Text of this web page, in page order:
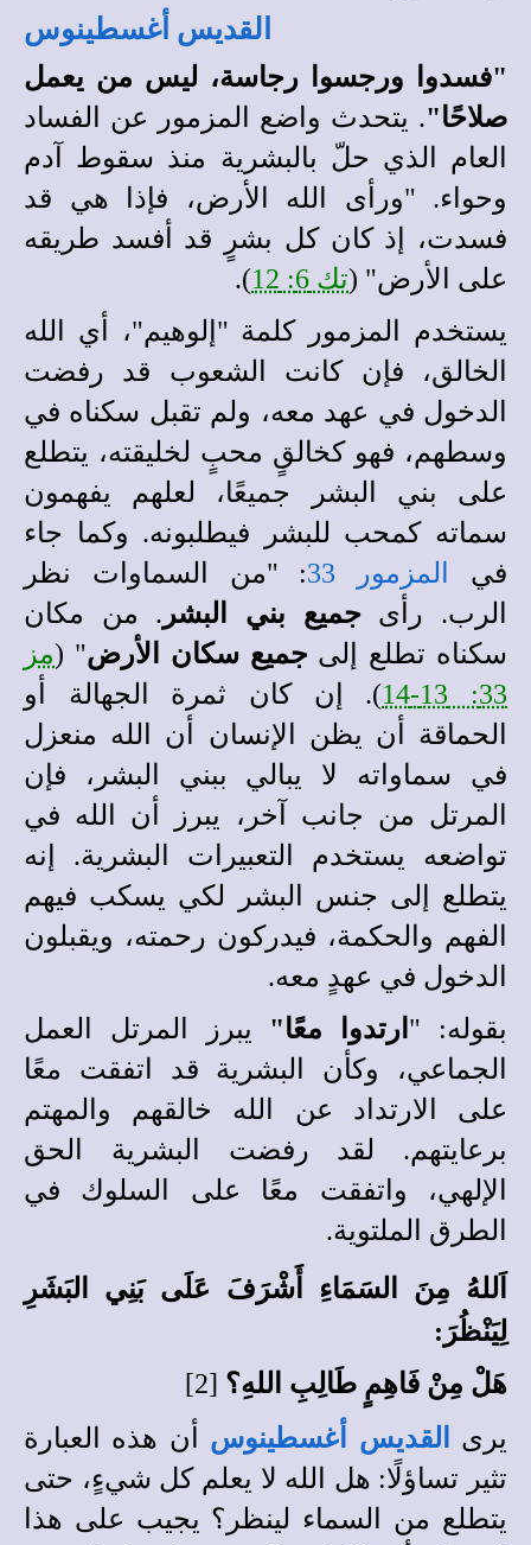
القديس أغسطينوس
"فسدوا ورجسوا رجاسة، ليس من يعمل
صلاحًا". يتحدث واضع المزمور عن الفساد
العام الذي حلّ بالبشرية منذ سقوط آدم
وحواء. "ورأى الله الأرض، فإذا هي قد
فسدت، إذ كان كل بشرٍ قد أفسد طريقه
على الأرض" (تك 6: 12
).
يستخدم المزمور كلمة "إلوهيم"، أي الله
الخالق، فإن كانت الشعوب قد رفضت
الدخول في عهد معه، ولم تقبل سكناه في
وسطهم، فهو كخالقٍ محبٍ لخليقته، يتطلع
على بني البشر جميعًا، لعلهم يفهمون
سماته كمحب للبشر فيطلبونه. وكما جاء
في
المزمور 33
: "من السماوات نظر
الرب. رأى جميع بني البشر . من مكان
سكناه تطلع إلى جميع سكان الأرض" (مز
33: 13-14
). إن كان ثمرة الجهالة أو
الحماقة أن يظن الإنسان أن الله منعزل
في سماواته لا يبالي ببني البشر، فإن
المرتل من جانب آخر، يبرز أن الله في
تواضعه يستخدم التعبيرات البشرية. إنه
يتطلع إلى جنس البشر لكي يسكب فيهم
الفهم والحكمة، فيدركون رحمته، ويقبلون
الدخول في عهدٍ معه.
بقوله: " ارتدوا معًا" يبرز المرتل العمل
الجماعي، وكأن البشرية قد اتفقت معًا
على الارتداد عن الله خالقهم والمهتم
برعايتهم. لقد رفضت البشرية الحق
الإلهي، واتفقت معًا على السلوك في
الطرق الملتوية.
اَللهُ مِنَ السَمَاءِ أَشْرَفَ عَلَى بَنِي البَشَرِ
لِيَنْظُرَ:
هَلْ مِنْ فَاهِمٍ طَالِبِ اللهِ؟ [2]
يرى
القديس أغسطينوس أن هذه العبارة
تثير تساؤلًا: هل الله لا يعلم كل شيءٍ، حتى
يتطلع من السماء لينظر؟ يجيب على هذا